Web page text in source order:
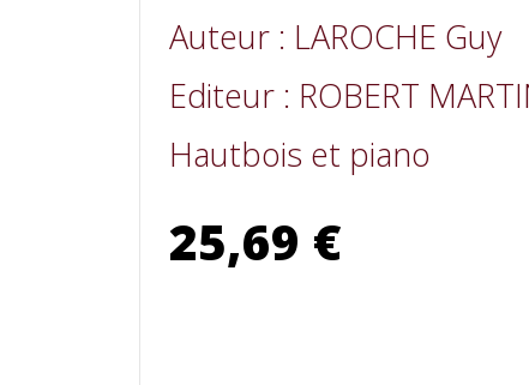
Auteur : LAROCHE Guy
Editeur : ROBERT
Hautbois et piano
25,69 €